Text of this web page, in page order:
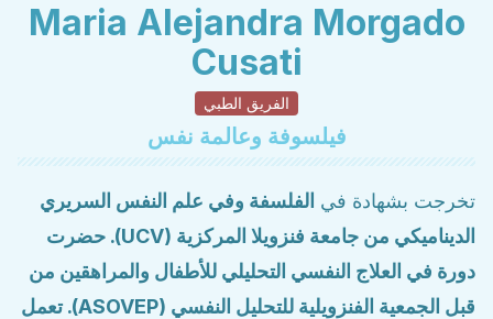
Maria Alejandra Morgado
Cusati
الفريق الطبي
فيلسوفة وعالمة نفس
تخرجت بشهادة في الفلسفة وفي علم النفس السريري
الديناميكي
من جامعة فنزويلا المركزية (UCV). حضرت
دورة في العلاج النفسي التحليلي للأطفال والمراهقين من
قبل الجمعية الفنزويلية للتحليل النفسي (ASOVEP). تعمل